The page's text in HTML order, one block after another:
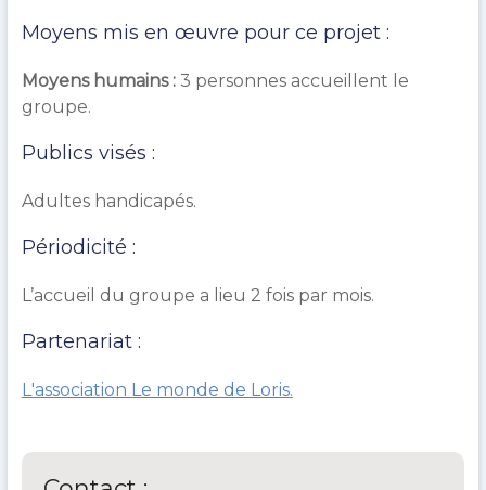
Moyens mis en œuvre pour ce projet :
Moyens humains :3 personnes accueillent le
groupe.
Publics visés :
Adultes handicapés.
Périodicité :
L’accueil du groupe a lieu 2 fois par mois.
Partenariat :
L'association Le monde de Loris.